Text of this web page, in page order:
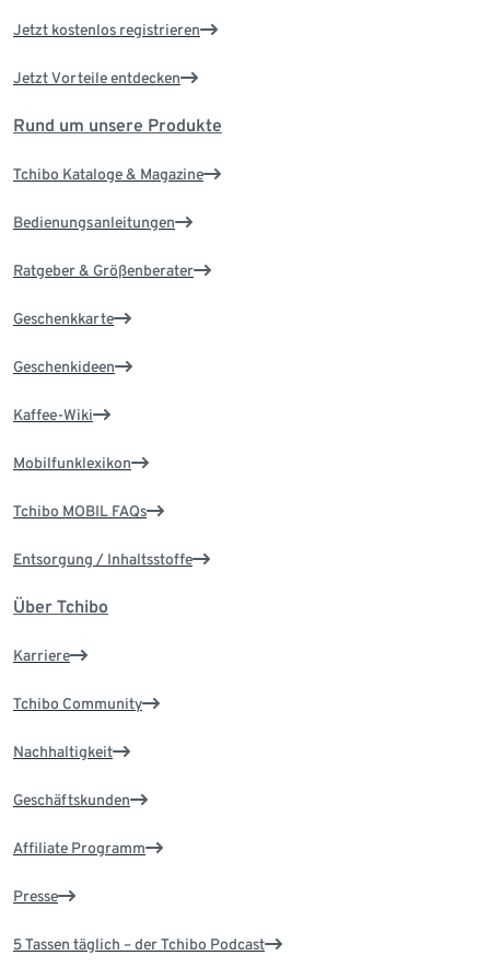
Jetzt kostenlos registrieren
Jetzt Vorteile entdecken
Rund um unsere Produkte
Tchibo Kataloge & Magazine
Bedienungsanleitungen
Ratgeber & Größenberater
Geschenkkarte
Geschenkideen
Kaffee-Wiki
Mobilfunklexikon
Tchibo MOBIL FAQs
Entsorgung / Inhaltsstoffe
Über Tchibo
Karriere
Tchibo Community
Nachhaltigkeit
Geschäftskunden
Affiliate Programm
Presse
5 Tassen täglich – der Tchibo Podcast